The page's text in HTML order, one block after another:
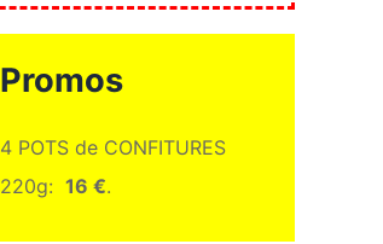
Promos
4 POTS de CONFITURES
220g: 16 €.